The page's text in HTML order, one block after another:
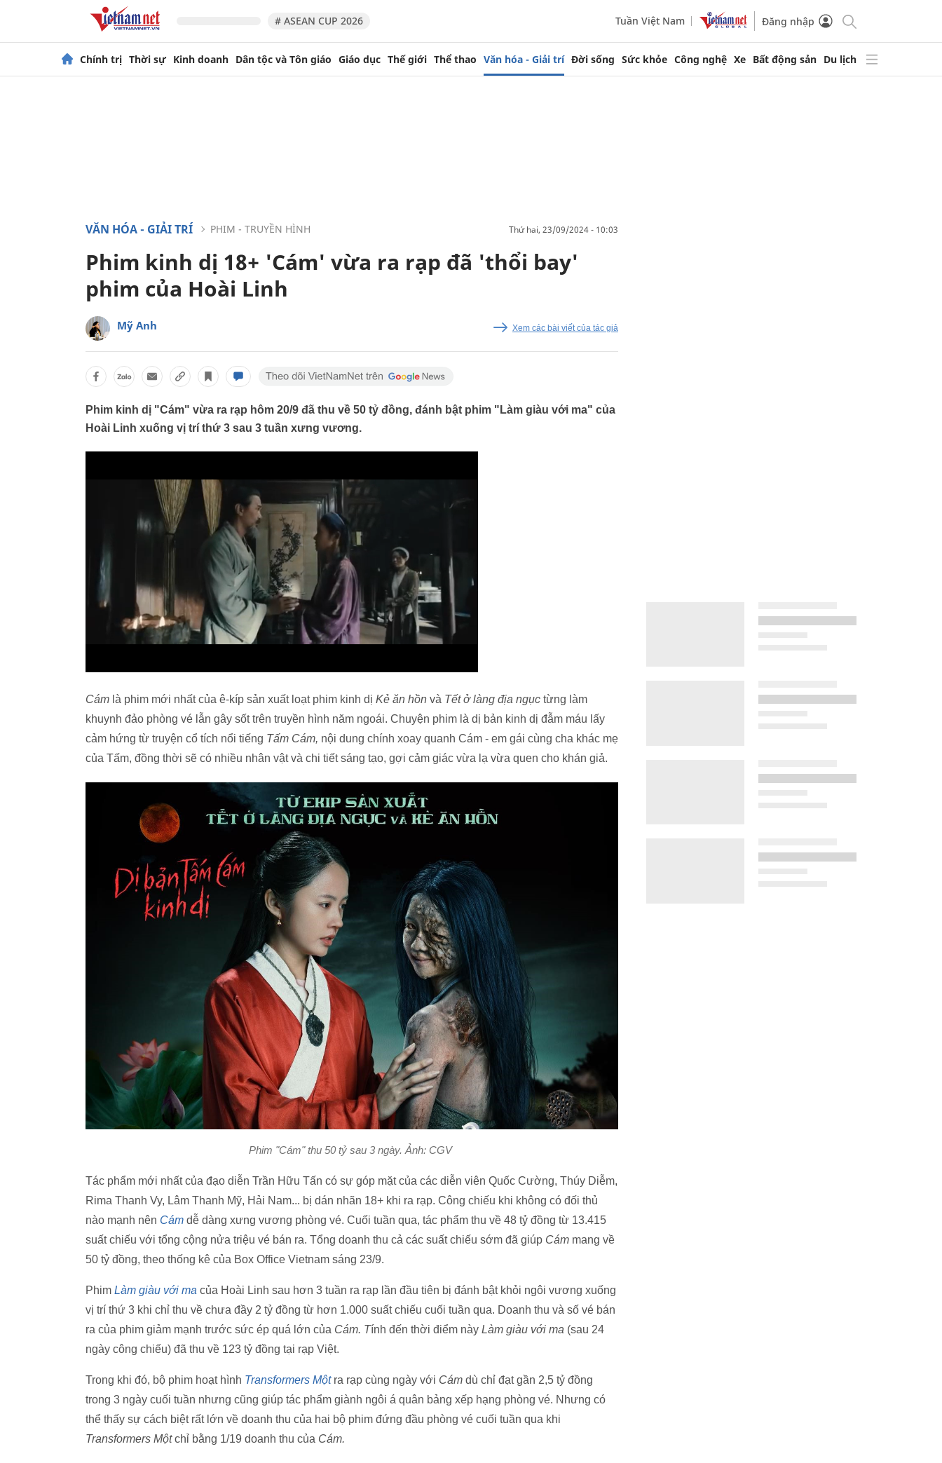
# ASEAN CUP 2026 Tuần Việt Nam Đăng nhập
Chính trị Thời sự Kinh doanh Dân tộc và Tôn giáo Giáo dục Thế giới Thể thao Văn hóa - Giải trí Đời sống Sức khỏe Công nghệ Xe Bất động sản Du lịch
VĂN HÓA - GIẢI TRÍ PHIM - TRUYỀN HÌNH thứ hai, 23/09/2024 - 10:03
Phim kinh dị 18+ 'Cám' vừa ra rạp đã 'thổi bay'
phim của Hoài Linh
Mỹ Anh Xem các bài viết của tác giả
Phim kinh dị "Cám" vừa ra rạp hôm 20/9 đã thu về 50 tỷ đồng, đánh bật phim "Làm giàu với ma" của
Hoài Linh xuống vị trí thứ 3 sau 3 tuần xưng vương.
Cám là phim mới nhất của ê-kíp sản xuất loạt phim kinh dị Kẻ ăn hồn và Tết ở làng địa ngục từng làm
khuynh đảo phòng vé lẫn gây sốt trên truyền hình năm ngoái. Chuyện phim là dị bản kinh dị đẫm máu lấy
cảm hứng từ truyện cổ tích nổi tiếng Tấm Cám, nội dung chính xoay quanh Cám - em gái cùng cha khác mẹ
của Tấm, đồng thời sẽ có nhiều nhân vật và chi tiết sáng tạo, gợi cảm giác vừa lạ vừa quen cho khán giả.
Phim "Cám" thu 50 tỷ sau 3 ngày. Ảnh: CGV
Tác phẩm mới nhất của đạo diễn Trần Hữu Tấn có sự góp mặt của các diễn viên Quốc Cường, Thúy Diễm,
Rima Thanh Vy, Lâm Thanh Mỹ, Hải Nam... bị dán nhãn 18+ khi ra rạp. Công chiếu khi không có đối thủ
nào mạnh nên Cám dễ dàng xưng vương phòng vé. Cuối tuần qua, tác phẩm thu về 48 tỷ đồng từ 13.415
suất chiếu với tổng cộng nửa triệu vé bán ra. Tổng doanh thu cả các suất chiếu sớm đã giúp Cám mang về
50 tỷ đồng, theo thống kê của Box Office Vietnam sáng 23/9.
Phim Làm giàu với ma của Hoài Linh sau hơn 3 tuần ra rạp lần đầu tiên bị đánh bật khỏi ngôi vương xuống
vị trí thứ 3 khi chỉ thu về chưa đầy 2 tỷ đồng từ hơn 1.000 suất chiếu cuối tuần qua. Doanh thu và số vé bán
ra của phim giảm mạnh trước sức ép quá lớn của Cám. Tính đến thời điểm này Làm giàu với ma (sau 24
ngày công chiếu) đã thu về 123 tỷ đồng tại rạp Việt.
Trong khi đó, bộ phim hoạt hình Transformers Một ra rạp cùng ngày với Cám dù chỉ đạt gần 2,5 tỷ đồng
trong 3 ngày cuối tuần nhưng cũng giúp tác phẩm giành ngôi á quân bảng xếp hạng phòng vé. Nhưng có
thể thấy sự cách biệt rất lớn về doanh thu của hai bộ phim đứng đầu phòng vé cuối tuần qua khi
Transformers Mộtchỉ bằng 1/19 doanh thu của Cám.